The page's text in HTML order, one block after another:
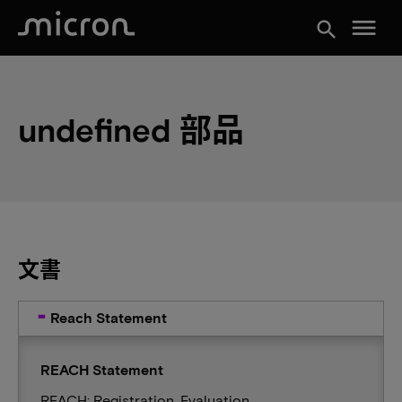
search menu
undefined 部品
文書
Reach Statement
REACH Statement